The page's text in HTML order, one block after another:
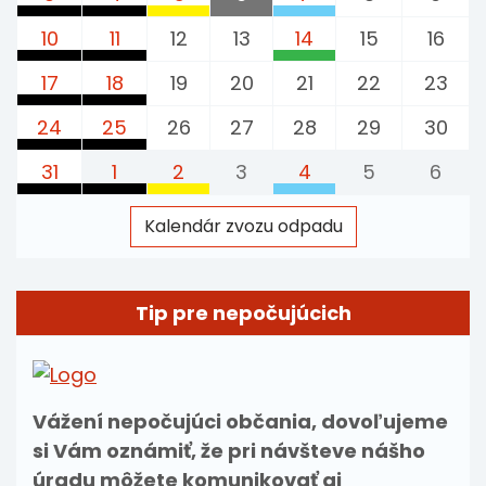
Poltár (Poltár)
Poltár - rodinné domy
Zmesový odpad
Poltár (Poltár)
Zmesový odpad
Poltár - rodinné domy
Plasty
Poltár - rodinné domy, Poltár
Papier
Poltár - rodinné
10
Zmesový odpad
Poltár (Poltár)
11
Zmesový odpad
Poltár - rodinné domy
12 13
14
Sklo
15
16
17
Zmesový odpad
Poltár (Poltár)
18
Zmesový odpad
Poltár - rodinné domy
19 20 21 22
23
24
Zmesový odpad
Poltár (Poltár)
25
Zmesový odpad
Poltár - rodinné domy
26 27 28 29
30
31
Zmesový odpad
Poltár (Poltár)
1
Zmesový odpad
Poltár - rodinné domy
2
Plasty
Poltár - rodinné domy, Poltár
3
4
Papier
Poltár - rodinné
5 6
Kalendár zvozu odpadu
Tip pre nepočujúcich
Vážení nepočujúci občania, dovoľujeme
si Vám oznámiť, že pri návšteve nášho
úradu môžete komunikovať aj